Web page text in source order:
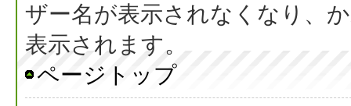
ザー名が表示されなくなり、
表示されます。
ページトップ